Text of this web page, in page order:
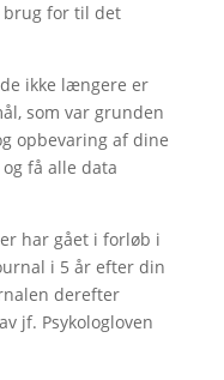
brug for til det
ikke længere er
som var grunden
opbevaring af dine
få alle data
har gået i forløb i
i 5 år efter din
derefter
jf. Psykologloven